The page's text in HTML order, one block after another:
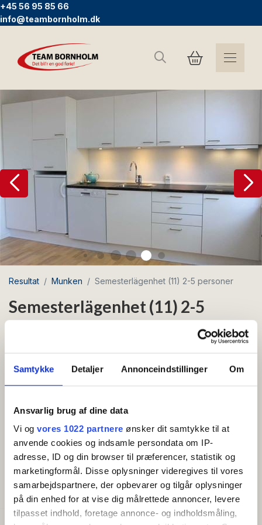
Samtykke Detaljer Annonceindstillinger Om
Ansvarlig brug af dine data
Vi og vores 1022 partnere ønsker dit samtykke til at
anvende cookies og indsamle persondata om IP-
adresse, ID og din browser til præferencer, statistik og
marketingformål. Disse oplysninger videregives til vores
samarbejdspartnere, der opbevarer og tilgår oplysninger
på din enhed for at vise dig målrettede annoncer, levere
tilpasset indhold, foretage annonce- og indholdsmåling,
+45 56 95 85 66
info@teambornholm.dk
Sök
Resultat Munken Semesterlägenhet (11) 2-5 personer
Semesterlägenhet (11) 2-5
personer
Gratis wifi I stan
Vacker och modern lägenhet på 35 m2, som ligger
på bottenvåningen.
Lägenheten ligger på bottenvåningen och består av
kök, vardagsrum och matsal i öppen anslutning. Köket
är stort och välutrustat med bland annat keramikhäll,
kombiugn, vattenkokare, kaffebryggare, kyl med
frysbox och diskmaskin. I vardagsrummet finns en TV,
Visa mer
BEKVÄMLIGHETER